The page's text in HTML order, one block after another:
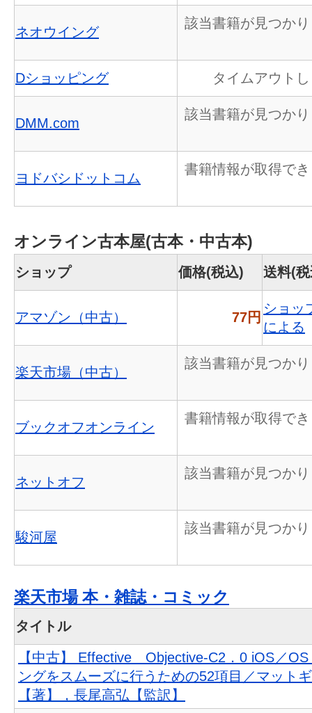
ネオウイング
該当書籍が見つか
Dショッピング タイムアウト
DMM.com
該当書籍が見つか
ヨドバシドットコム
書籍情報が取得で
オンライン古本屋(古本・中古本)
ショップ 価格(税込) 送料(
アマゾン（中古） 77円
ショッ
による
楽天市場（中古）
該当書籍が見つか
ブックオフオンライン
書籍情報が取得で
ネットオフ
該当書籍が見つか
駿河屋
該当書籍が見つか
楽天市場 本・雑誌・コミック
タイトル
【中古】 Effective Objective‐C2．0 iOS／
ングをスムーズに行うための52項目／マット
【著】，長尾高弘【監訳】